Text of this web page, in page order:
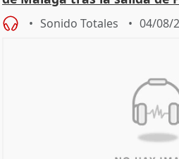
Sonido Totales 04/08/